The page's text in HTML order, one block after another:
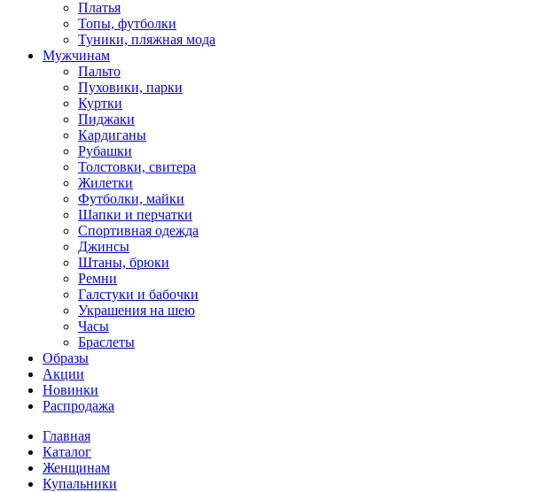
Платья
Топы, футболки
Туники, пляжная мода
Мужчинам
Пальто
Пуховики, парки
Куртки
Пиджаки
Кардиганы
Рубашки
Толстовки, свитера
Жилетки
Футболки, майки
Шапки и перчатки
Спортивная одежда
Джинсы
Штаны, брюки
Ремни
Галстуки и бабочки
Украшения на шею
Часы
Браслеты
Образы
Акции
Новинки
Распродажа
Главная
Каталог
Женщинам
Купальники